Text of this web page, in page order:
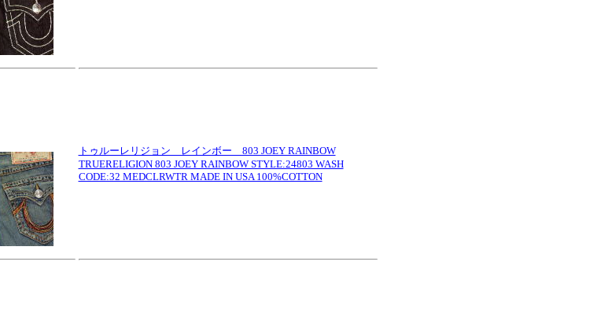
トゥルーレリジョン レインボー 803 JOEY RAINBOW
TRUERELIGION 803 JOEY RAINBOW STYLE:24803 WASH
CODE:32 MEDCLRWTR MADE IN USA 100%COTTON